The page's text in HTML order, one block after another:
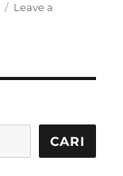
Leave a
CARI